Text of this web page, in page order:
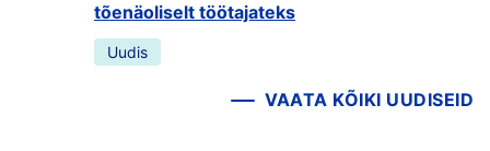
tõenäoliselt töötajateks
Uudis
VAATA KÕIKI UUDISEID